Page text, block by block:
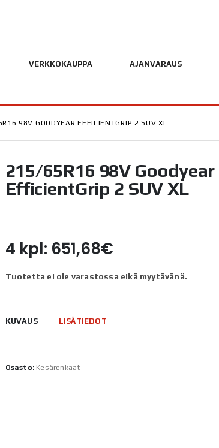
VERKKOKAUPPA AJANVARAUS
98V GOODYEAR EFFICIENTGRIP 2 SUV XL
215/65R16 98V Goodyear
EfficientGrip 2 SUV XL
4 kpl: 651,68€
Tuotetta ei ole varastossa eikä myytävänä.
KUVAUS LISÄTIEDOT
Osasto: Kesärenkaat